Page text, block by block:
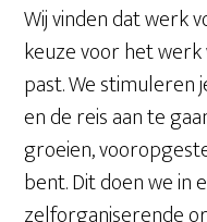
Wij vinden dat werk
keuze voor het
past. We
en de reis aan te
groeien,
bent. Dit doen we